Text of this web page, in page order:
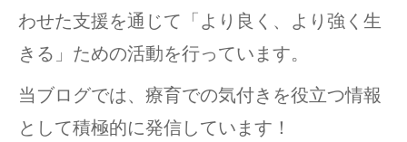
わせた支援を通じて「より良く、より強く生
きる」ための活動を行っています。
当ブログでは、療育での気付きを役立つ情報
として積極的に発信しています！